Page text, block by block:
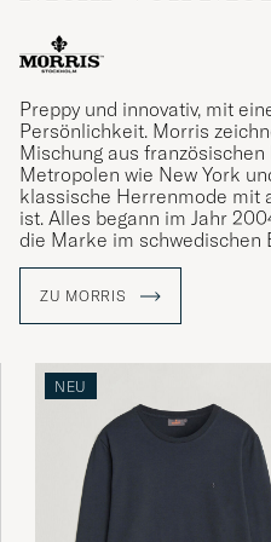
Jag är verkligen nöjd
Mycket hög kvalité på
plagg.
Lätt och smidig väst,
ryggvärmare under
jacka / tröja vid något
BILLY L GEKAUFT AM
Preppy und innovativ, mit
Persönlichkeit. Morris
Mischung aus
Metropolen wie New York
klassische Herrenmode mit
ist. Alles begann im Jahr
die Marke im schwedischen
bekannte Name Morris
und 1970er Jahren in
ZU MORRIS
NEU